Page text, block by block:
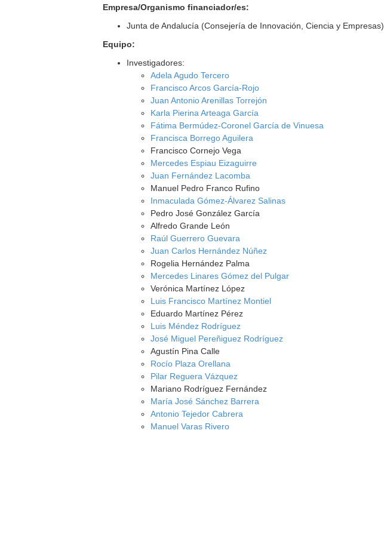
Empresa/Organismo financiador/es:
Junta de Andalucía (Consejería de Innovación, Ciencia y Empresas)
Equipo:
Investigadores:
Adela Agudo Tercero
Francisco Arcos García-Rojo
Juan Antonio Arenillas Torrejón
Karla Pierina Arteaga García
Fátima Bermúdez-Coronel García de Vinuesa
Francisca Borrego Aguilera
Francisco Cornejo Vega
Mercedes Espiau Eizaguirre
Juan Fernández Lacomba
Manuel Pedro Franco Rufino
Inmaculada Gómez-Álvarez Salinas
Pedro José González García
Alfredo Grande León
Raúl Guerrero Guevara
Juan Carlos Hernández Núñez
Rogelia Hernández Palma
Mercedes Linares Gómez del Pulgar
Verónica Martínez López
Luis Francisco Martínez Montiel
Eduardo Martínez Pérez
Luis Méndez Rodríguez
José Miguel Pereñiguez Rodríguez
Agustín Pina Calle
Rocío Plaza Orellana
Pilar Reguera Vázquez
Mariano Rodríguez Fernández
María José Sánchez Barrera
Antonio Tejedor Cabrera
Manuel Varas Rivero